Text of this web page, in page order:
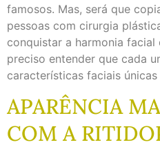
famosos. Mas, será que
pessoas com cirurgia
conquistar a harmonia
preciso entender que cada
características faciais
APARÊNCIA
COM A